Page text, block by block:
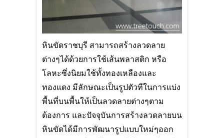
หินขัดราชบุรี สามารถสร้างลวดลาย
ต่างๆได้ด้วยการใช้เส้นพลาสติก หรือ
โลหะซึ่งนิยมใช้ทั้งทองเหลืองและ
ทองแดง มีลักษณะเป็นรูปตัวทีในการแบ่ง
พื้นที่บนพื้นให้เป็นลวดลายต่างๆตาม
ต้องการ และปัจจุบันการสร้างลวดลายบน
หินขัดได้มีการพัฒนารูปแบบใหม่ๆออก